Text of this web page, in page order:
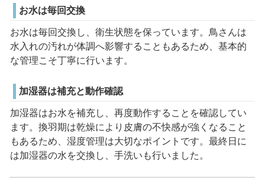
お水は毎回交換
お水は毎回交換し、衛生状態を保っています。鳥さんは
水入れの汚れが体調へ影響することもあるため、基本的
な管理こそ丁寧に行います。
加湿器は補充と動作確認
加湿器はお水を補充し、再度動作することを確認してい
ます。換羽期は乾燥により皮膚の不快感が強くなること
もあるため、湿度管理は大切なポイントです。最終日に
は加湿器の水を交換し、手洗いも行いました。